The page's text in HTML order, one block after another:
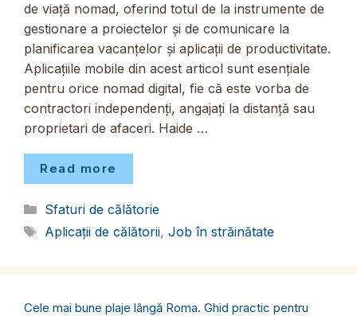
de viață nomad, oferind totul de la instrumente de
gestionare a proiectelor și de comunicare la
planificarea vacanțelor și aplicații de productivitate.
Aplicațiile mobile din acest articol sunt esențiale
pentru orice nomad digital, fie că este vorba de
contractori independenți, angajați la distanță sau
proprietari de afaceri. Haide …
Read more
Categorii
Sfaturi de călătorie
Etichete
Aplicații de călătorii, Job în străinătate
Cele mai bune plaje lângă Roma. Ghid practic pentru